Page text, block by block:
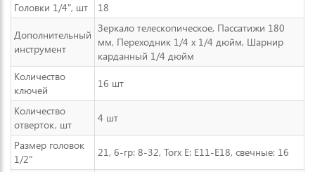
Головки 1/4", шт
18
Дополнительный
инструмент
Зеркало телескопическое, Пассатижи 180
мм, Переходник 1/4 х 1/4 дюйм, Шарнир
карданный 1/4 дюйм
Количество
ключей
16 шт
Количество
отверток, шт
4 шт
Размер головок
1/2"
21, 6-гр: 8-32, Torx E: E11-E18, свечные: 16